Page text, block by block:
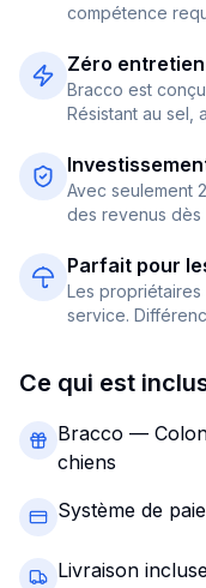
compétence
Zéro entretien
Bracco est
Résistant au sel,
Avec seulement
des revenus dès
Parfait pour
Les
service.
Ce qui est
Bracco —
chiens
Système de
Livraison